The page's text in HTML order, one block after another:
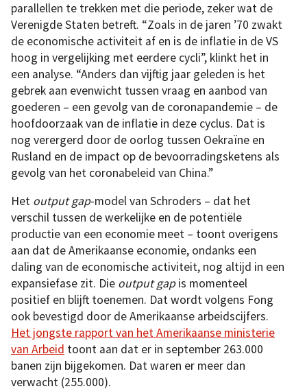
parallellen te trekken met die periode, zeker wat de
Verenigde Staten betreft. “Zoals in de jaren ’70 zwakt
de economische activiteit af en is de inflatie in de VS
hoog in vergelijking met eerdere cycli”, klinkt het in
een analyse. “Anders dan vijftig jaar geleden is het
gebrek aan evenwicht tussen vraag en aanbod van
goederen – een gevolg van de coronapandemie – de
hoofdoorzaak van de inflatie in deze cyclus. Dat is
nog verergerd door de oorlog tussen Oekraïne en
Rusland en de impact op de bevoorradingsketens als
gevolg van het coronabeleid van China.”
Het output gap-model van Schroders – dat het
verschil tussen de werkelijke en de potentiële
productie van een economie meet – toont overigens
aan dat de Amerikaanse economie, ondanks een
daling van de economische activiteit, nog altijd in een
expansiefase zit. Die output gapis momenteel
positief en blijft toenemen. Dat wordt volgens Fong
ook bevestigd door de Amerikaanse arbeidscijfers.
Het jongste rapport van het Amerikaanse ministerie
van Arbeid toont aan dat er in september 263.000
banen zijn bijgekomen. Dat waren er meer dan
verwacht (255.000).